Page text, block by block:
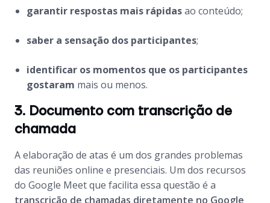
garantir respostas mais rápidasao conteúdo;
saber a sensação dos participantes;
identificar os momentos que os participantes
gostaram mais ou menos.
3. Documento com transcrição de
chamada
A elaboração de atas é um dos grandes problemas
das reuniões online e presenciais. Um dos recursos
do Google Meet que facilita essa questão é a
transcrição de chamadas diretamente no Google